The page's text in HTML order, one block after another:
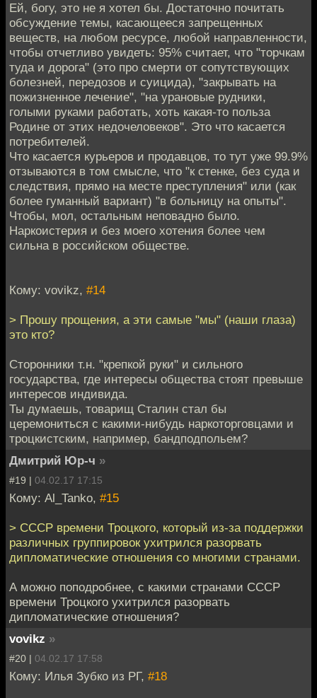
Ей, богу, это не я хотел бы. Достаточно почитать
обсуждение темы, касающееся запрещенных
веществ, на любом ресурсе, любой направленности,
чтобы отчетливо увидеть: 95% считает, что "торчкам
туда и дорога" (это про смерти от сопутствующих
болезней, передозов и суицида), "закрывать на
пожизненное лечение", "на урановые рудники,
голыми руками работать, хоть какая-то польза
Родине от этих недочеловеков". Это что касается
потребителей.
Что касается курьеров и продавцов, то тут уже 99.9%
отзываются в том смысле, что "к стенке, без суда и
следствия, прямо на месте преступления" или (как
более гуманный вариант) "в больницу на опыты".
Чтобы, мол, остальным неповадно было.
Наркоистерия и без моего хотения более чем
сильна в российском обществе.
Кому: vovikz, #14
> Прошу прощения, а эти самые "мы" (наши глаза)
это кто?
Сторонники т.н. "крепкой руки" и сильного
государства, где интересы общества стоят превыше
интересов индивида.
Ты думаешь, товарищ Сталин стал бы
церемониться с какими-нибудь наркоторговцами и
троцкистским, например, бандподпольем?
Дмитрий Юр-ч »
#19 | 04.02.17 17:15
Кому: Al_Tanko, #15
> СССР времени Троцкого, который из-за поддержки
различных группировок ухитрился разорвать
дипломатические отношения со многими странами.
А можно поподробнее, с какими странами СССР
времени Троцкого ухитрился разорвать
дипломатические отношения?
vovikz »
#20 | 04.02.17 17:58
Кому: Илья Зубко из РГ, #18